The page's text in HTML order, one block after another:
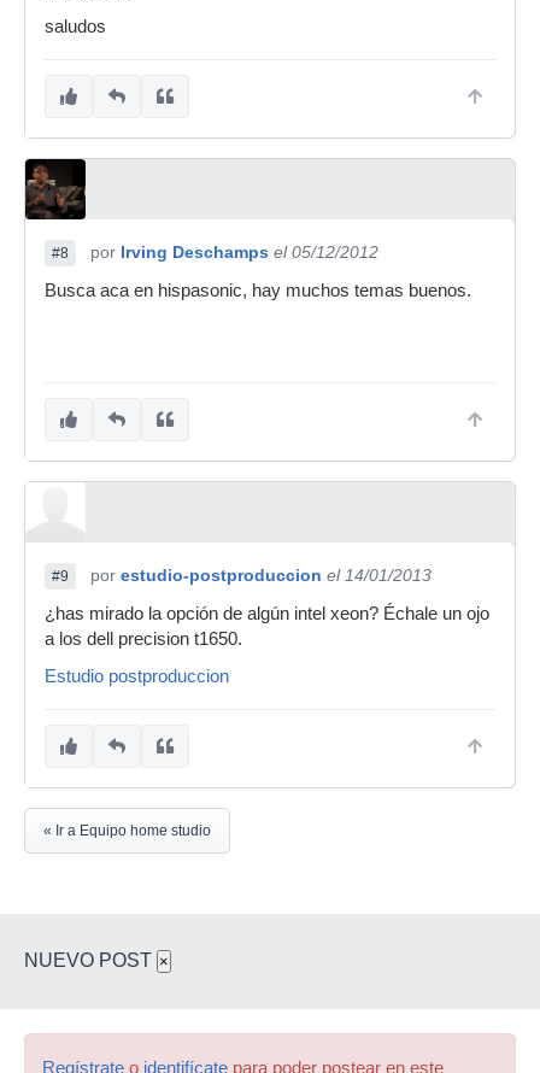
saludos
#8 por Irving Deschamps el 05/12/2012
Busca aca en hispasonic, hay muchos temas buenos.
#9 por estudio-postproduccion el 14/01/2013
¿has mirado la opción de algún intel xeon? Échale un ojo
a los dell precision t1650.
Estudio postproduccion
« Ir a Equipo home studio
NUEVO POST ×
Regístrate o identifícate para poder postear en este